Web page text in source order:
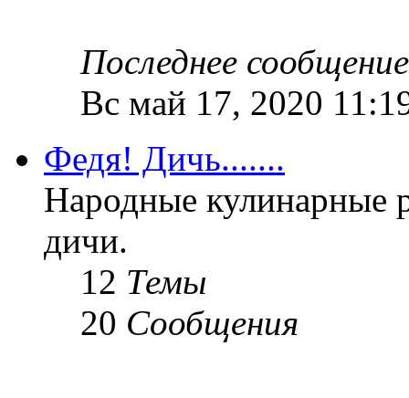
Последнее сообщение
Вс май 17, 2020
Федя! Дичь.......
Народные кулинарные
дичи.
12 Темы
20 Сообщения